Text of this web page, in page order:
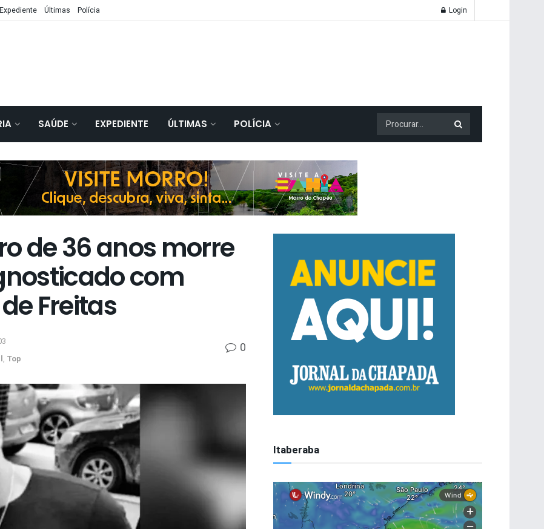
Expediente Últimas Polícia Login
SAÚDE EXPEDIENTE ÚLTIMAS POLÍCIA
de 36 anos morre
com
Freitas
, Top
0
Itaberaba